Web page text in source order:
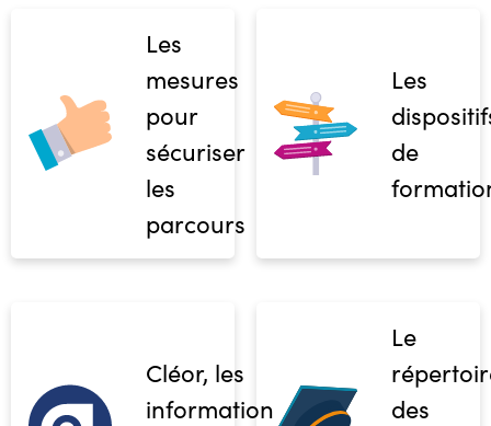
Les
mesures
pour
sécuriser
les
parcours
Les
de
Cléor, les
informations
Le
des